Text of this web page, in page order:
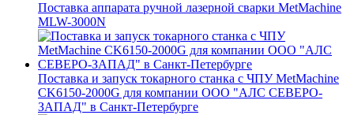
Поставка аппарата ручной лазерной сварки MetMachine
MLW-3000N
Поставка и запуск токарного станка с ЧПУ MetMachine
CK6150-2000G для компании ООО "АЛС СЕВЕРО-
ЗАПАД" в Санкт-Петербурге